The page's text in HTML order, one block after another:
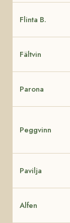
Flinta B.
Fältvin
Parona
Peggvinn
Pavilja
Alfen